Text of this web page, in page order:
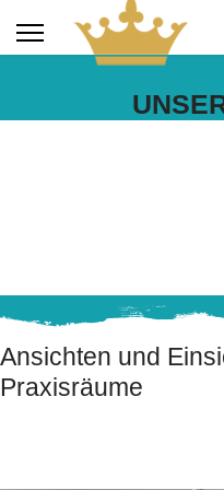
Ansichten und
Praxisräume